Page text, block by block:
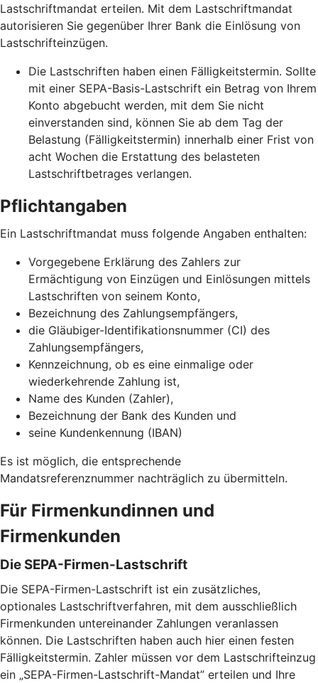
Lastschriftmandat erteilen. Mit dem Lastschriftmandat
autorisieren Sie gegenüber Ihrer Bank die Einlösung von
Lastschrifteinzügen.
Die Lastschriften haben einen Fälligkeitstermin. Sollte
mit einer SEPA-Basis-Lastschrift ein Betrag von Ihrem
Konto abgebucht werden, mit dem Sie nicht
einverstanden sind, können Sie ab dem Tag der
Belastung (Fälligkeitstermin) innerhalb einer Frist von
acht Wochen die Erstattung des belasteten
Lastschriftbetrages verlangen.
Pflichtangaben
Ein Lastschriftmandat muss folgende Angaben enthalten:
Vorgegebene Erklärung des Zahlers zur
Ermächtigung von Einzügen und Einlösungen mittels
Lastschriften von seinem Konto,
Bezeichnung des Zahlungsempfängers,
die Gläubiger-Identifikationsnummer (CI) des
Zahlungsempfängers,
Kennzeichnung, ob es eine einmalige oder
wiederkehrende Zahlung ist,
Name des Kunden (Zahler),
Bezeichnung der Bank des Kunden und
seine Kundenkennung (IBAN)
Es ist möglich, die entsprechende
Mandatsreferenznummer nachträglich zu übermitteln.
Für Firmenkundinnen und
Firmenkunden
Die SEPA-Firmen-Lastschrift
Die SEPA-Firmen-Lastschrift ist ein zusätzliches,
optionales Lastschriftverfahren, mit dem ausschließlich
Firmenkunden untereinander Zahlungen veranlassen
können. Die Lastschriften haben auch hier einen festen
Fälligkeitstermin. Zahler müssen vor dem Lastschrifteinzug
ein „SEPA-Firmen-Lastschrift-Mandat” erteilen und Ihre